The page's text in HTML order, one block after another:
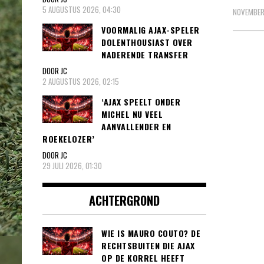
5 AUGUSTUS 2026, 04:30
VOORMALIG AJAX-SPELER
DOLENTHOUSIAST OVER
NADERENDE TRANSFER
DOOR JC
2 AUGUSTUS 2026, 02:15
‘AJAX SPEELT ONDER
MICHEL NU VEEL
AANVALLENDER EN
ROEKELOZER’
DOOR JC
29 JULI 2026, 01:30
ACHTERGROND
WIE IS MAURO COUTO? DE
RECHTSBUITEN DIE AJAX
OP DE KORREL HEEFT